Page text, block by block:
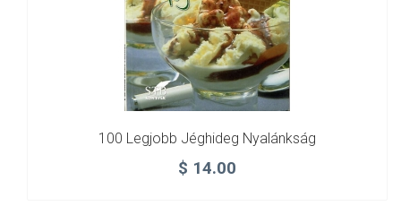
100 Legjobb Jéghideg Nyalánkság
$ 14.00